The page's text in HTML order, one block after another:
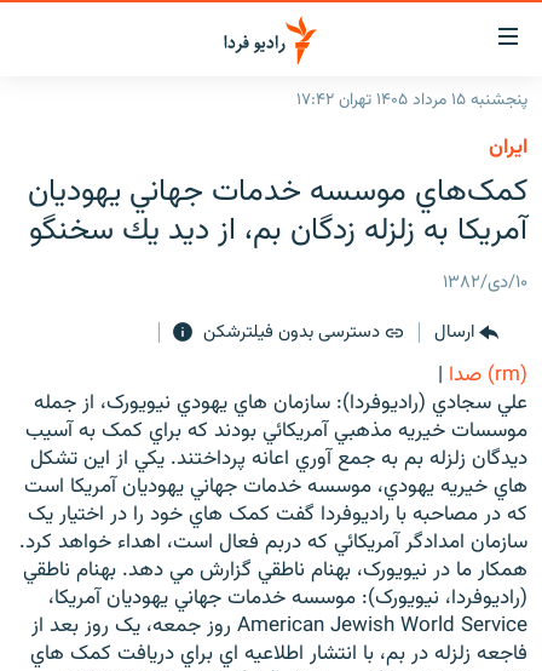
لینک‌های
قابلیت
دسترسی
بازگشت
به
منوی
اصلی
رفتن
صفحه
جستجو
ایران
جهان
برنامه‌های رادیویی
فرکانس‌ها
پادکست
چندرسانه‌ای
گزارش‌های تصویری
گزارش‌های ویدئویی
زنان فردا
English
به ما بپیوندید
پنجشنبه ۱۵ مرداد ۱۴۰۵ تهران ۱۷:۴۲
ايران
کمک‌هاي موسسه خدمات جهاني يهوديان
آمريکا به زلزله زدگان بم، از ديد يك سخنگو
۱۰/دی/۱۳۸۲
ارسال
دسترسی بدون فیلترشکن
(rm) صدا
|
علي سجادي (راديوفردا): سازمان هاي يهودي نيويورک، از جمله
موسسات خيريه مذهبي آمريکائي بودند که براي کمک به آسيب
ديدگان زلزله بم به جمع آوري اعانه پرداختند. يکي از اين تشکل
هاي خيريه يهودي، موسسه خدمات جهاني يهوديان آمريکا است
که در مصاحبه با راديوفردا گفت کمک هاي خود را در اختيار يک
سازمان امدادگر آمريکائي که دربم فعال است، اهداء خواهد کرد.
همکار ما در نيويورک، بهنام ناطقي گزارش مي دهد. بهنام ناطقي
(راديوفردا، نيويورک): موسسه خدمات جهاني يهوديان آمريکا،
American Jewish World Service روز جمعه، يک روز بعد از
فاجعه زلزله در بم، با انتشار اطلاعيه اي براي دريافت کمک هاي